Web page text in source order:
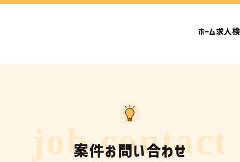
ホーム求人
案件お問い合わせ
job contact